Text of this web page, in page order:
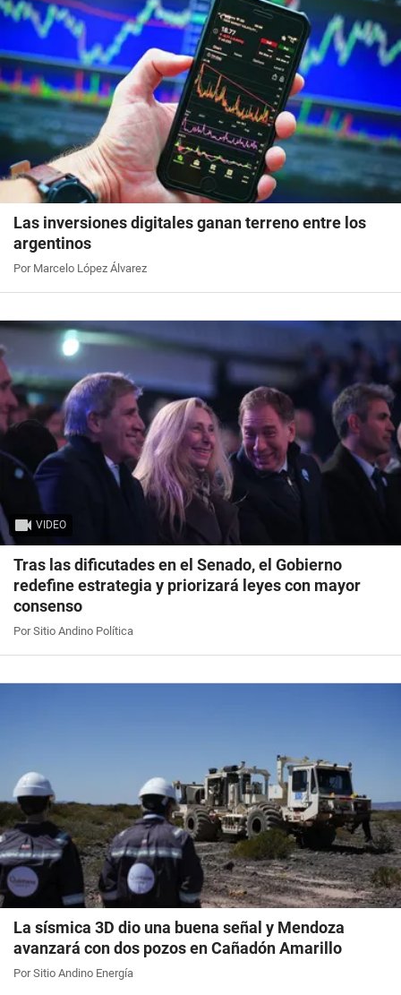
Las inversiones digitales ganan terreno entre los
argentinos
Por Marcelo López Álvarez
VIDEO
Tras las dificutades en el Senado, el Gobierno
redefine estrategia y priorizará leyes con mayor
consenso
Por Sitio Andino Política
La sísmica 3D dio una buena señal y Mendoza
avanzará con dos pozos en Cañadón Amarillo
Por Sitio Andino Energía